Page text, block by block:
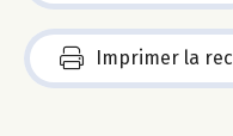
Imprimer la